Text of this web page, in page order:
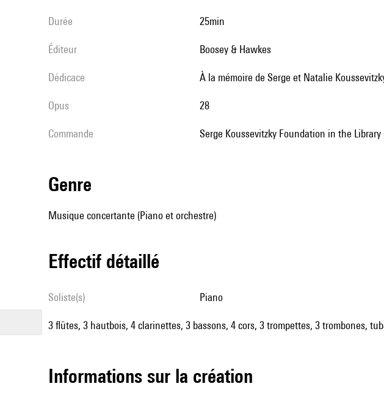
durée 25min
éditeur Boosey & Hawkes
Dédicace à la mémoire de Serge et Natalie
Opus 28
Commande Serge Koussevitzky Foundation in the
genre
Musique concertante (Piano et orchestre)
effectif détaillé
Soliste(s) piano
3 flûtes, 3 hautbois, 4 clarinettes, 3 bassons, 4 cors, 3 trompettes, 3 trombones,
informations sur la création